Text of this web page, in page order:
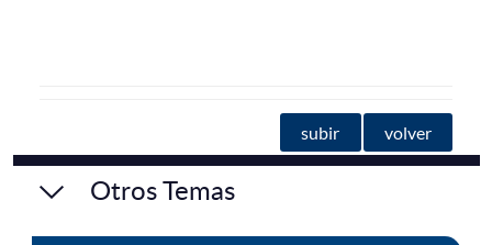
subir volver
Otros Temas